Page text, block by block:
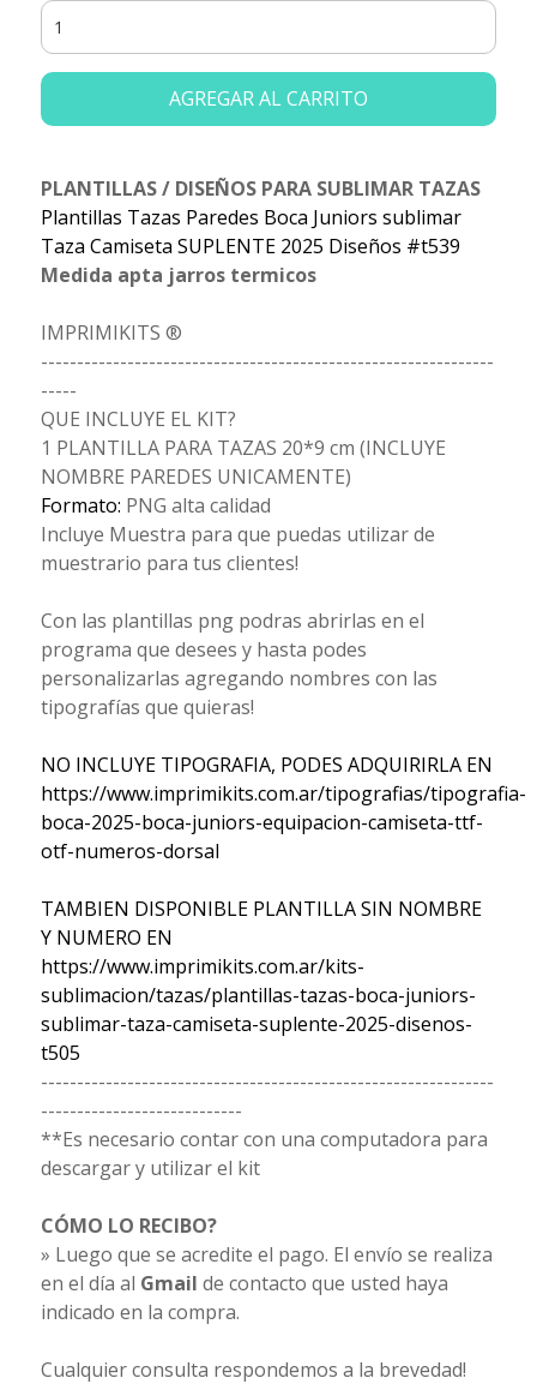
AGREGAR AL CARRITO
PLANTILLAS / DISEÑOS PARA SUBLIMAR TAZAS
Plantillas Tazas Paredes Boca Juniors sublimar
Taza Camiseta SUPLENTE 2025 Diseños #t539
Medida apta jarros termicos
IMPRIMIKITS ®
---------------------------------------------------------------
-----
QUE INCLUYE EL KIT?
1 PLANTILLA PARA TAZAS 20*9 cm (INCLUYE
NOMBRE PAREDES UNICAMENTE)
Formato: PNG alta calidad
Incluye Muestra para que puedas utilizar de
muestrario para tus clientes!
Con las plantillas png podras abrirlas en el
programa que desees y hasta podes
personalizarlas agregando nombres con las
tipografías que quieras!
NO INCLUYE TIPOGRAFIA, PODES ADQUIRIRLA EN
https://www.imprimikits.com.ar/tipografias/tipografia-
boca-2025-boca-juniors-equipacion-camiseta-ttf-
otf-numeros-dorsal
TAMBIEN DISPONIBLE PLANTILLA SIN NOMBRE
Y NUMERO EN
https://www.imprimikits.com.ar/kits-
sublimacion/tazas/plantillas-tazas-boca-juniors-
sublimar-taza-camiseta-suplente-2025-disenos-
t505
---------------------------------------------------------------
----------------------------
**Es necesario contar con una computadora para
descargar y utilizar el kit
CÓMO LO RECIBO?
» Luego que se acredite el pago. El envío se realiza
en el día al Gmail de contacto que usted haya
indicado en la compra.
Cualquier consulta respondemos a la brevedad!